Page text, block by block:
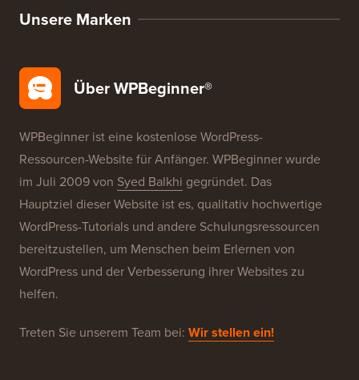
WordPress-SEO
Kostenlose Blog-Einrichtung
Unsere Marken
Über WPBeginner®
WPBeginner ist eine kostenlose WordPress-
Ressourcen-Website für Anfänger. WPBeginner wurde
Hauptziel dieser Website ist es, qualitativ hochwertige